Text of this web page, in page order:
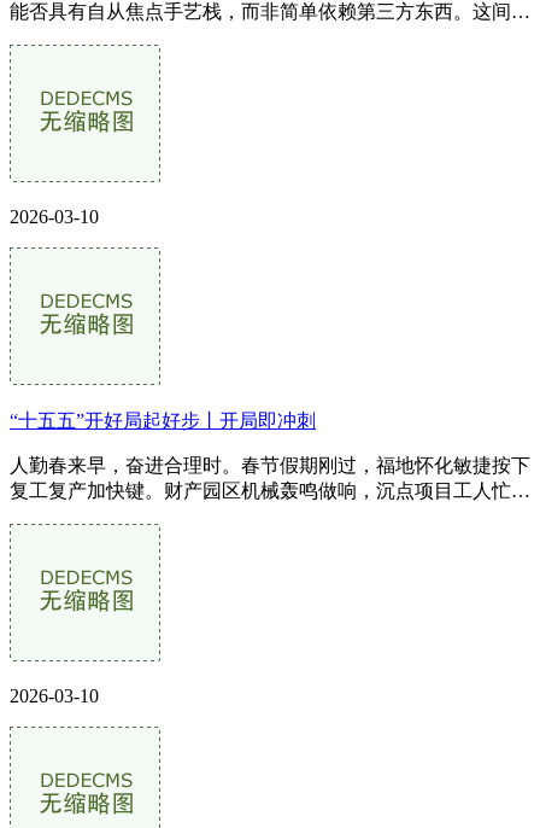
能否具有自从焦点手艺栈，而非简单依赖第三方东西。这间接
2026-03-10
“十五五”开好局起好步丨开局即冲刺
人勤春来早，奋进合理时。春节假期刚过，福地怀化敏捷按下
复工复产加快键。财产园区机械轰鸣做响，沉点项目工人忙碌
2026-03-10